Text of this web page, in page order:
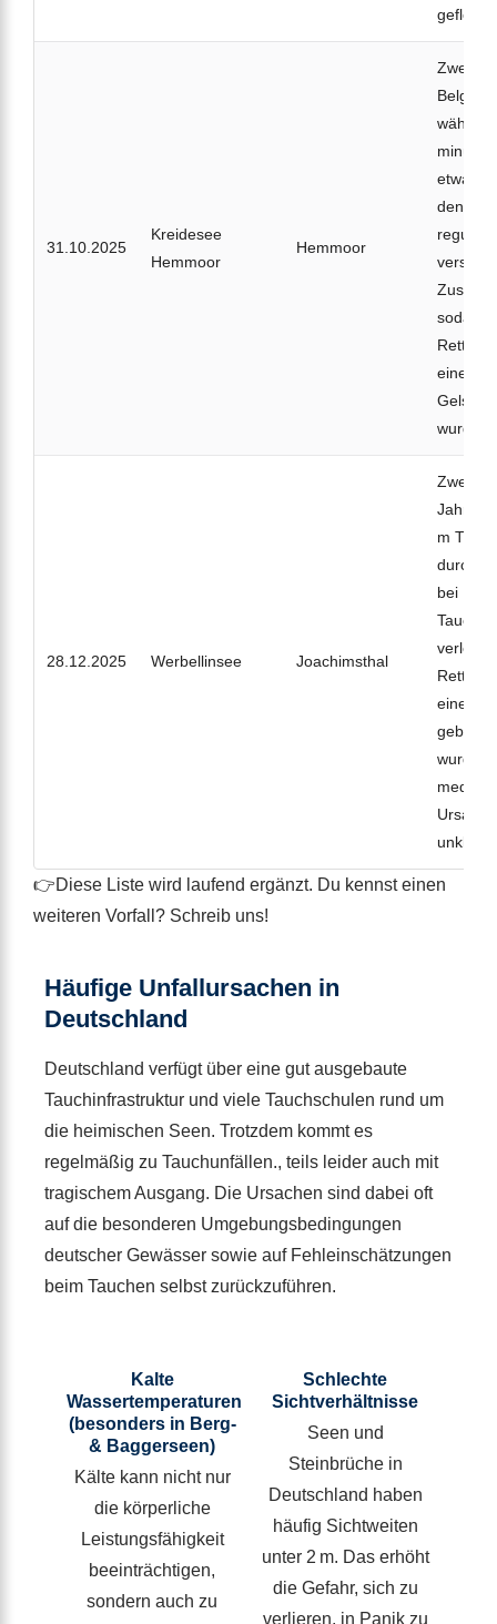
31.10.2025
Kreidesee
Hemmoor
Hemmoor
Zwei
etwa 20
den
sodass
eine
wurden.
28.12.2025 Werbellinsee Joachimsthal
Zwei
Jahre)
m Tiefe
bei
verletzt
eine
wurde
unklar.
👉Diese Liste wird laufend ergänzt. Du kennst einen
weiteren Vorfall? Schreib uns!
Häufige Unfallursachen in
Deutschland
Deutschland verfügt über eine gut ausgebaute
Tauchinfrastruktur und viele Tauchschulen rund um
die heimischen Seen. Trotzdem kommt es
regelmäßig zu Tauchunfällen., teils leider auch mit
tragischem Ausgang. Die Ursachen sind dabei oft
auf die besonderen Umgebungsbedingungen
deutscher Gewässer sowie auf Fehleinschätzungen
beim Tauchen selbst zurückzuführen.
Kalte
Wassertemperaturen
(besonders in Berg-
& Baggerseen)
Kälte kann nicht nur
die körperliche
Leistungsfähigkeit
beeinträchtigen,
sondern auch zu
Schlechte
Sichtverhältnisse
Seen und
Steinbrüche in
Deutschland haben
häufig Sichtweiten
unter 2 m. Das erhöht
die Gefahr, sich zu
verlieren, in Panik zu